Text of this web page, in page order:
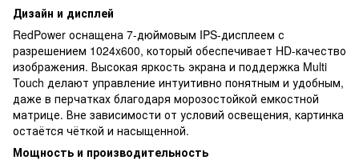
Дизайн и дисплей
RedPower оснащена 7-дюймовым IPS-дисплеем с
разрешением 1024x600, который обеспечивает HD-качество
изображения. Высокая яркость экрана и поддержка Multi
Touch делают управление интуитивно понятным и удобным,
даже в перчатках благодаря морозостойкой емкостной
матрице. Вне зависимости от условий освещения, картинка
остаётся чёткой и насыщенной.
Мощность и производительность